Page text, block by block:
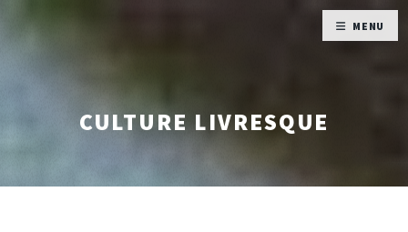
CULTURE LIVRESQUE
MENU